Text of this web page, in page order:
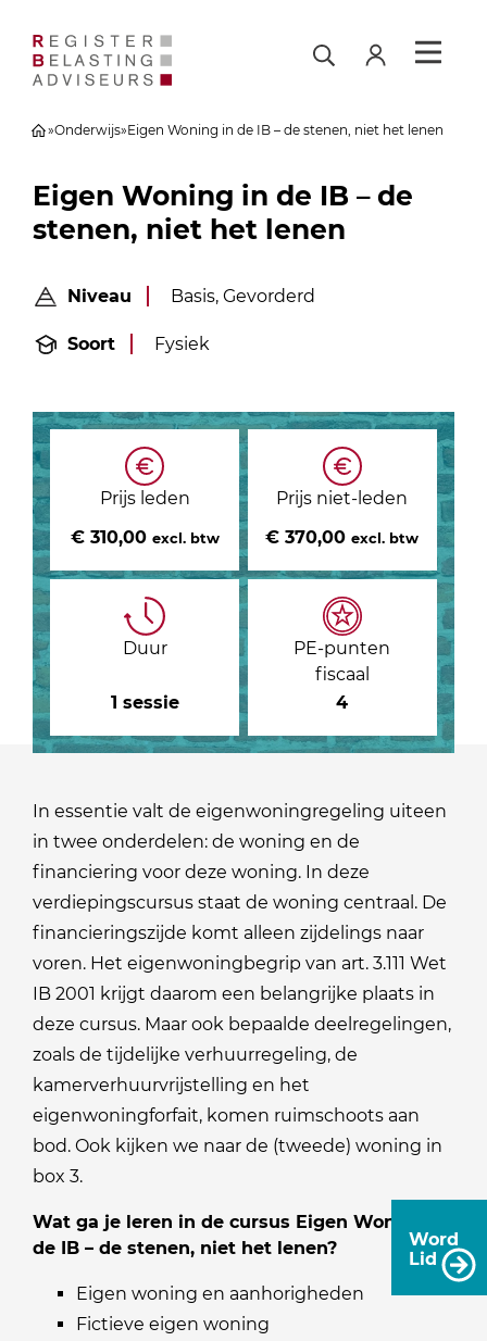
Word
Lid
»Onderwijs»Eigen Woning in de IB – de stenen, niet het lenen
Eigen Woning in de IB – de
stenen, niet het lenen
Niveau Basis, Gevorderd
Soort Fysiek
Prijs leden
€ 310,00 excl. btw
Prijs niet-leden
€ 370,00excl. btw
Duur
1 sessie
PE-punten
fiscaal
4
In essentie valt de eigenwoningregeling uiteen
in twee onderdelen: de woning en de
financiering voor deze woning. In deze
verdiepingscursus staat de woning centraal. De
financieringszijde komt alleen zijdelings naar
voren. Het eigenwoningbegrip van art. 3.111 Wet
IB 2001 krijgt daarom een belangrijke plaats in
deze cursus. Maar ook bepaalde deelregelingen,
zoals de tijdelijke verhuurregeling, de
kamerverhuurvrijstelling en het
eigenwoningforfait, komen ruimschoots aan
bod. Ook kijken we naar de (tweede) woning in
box 3.
Wat ga je leren in de cursus Eigen Woning in
de IB – de stenen, niet het lenen?
Eigen woning en aanhorigheden
Fictieve eigen woning